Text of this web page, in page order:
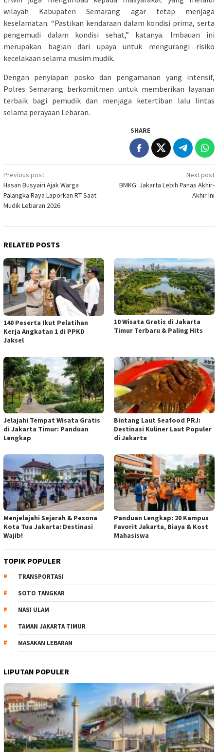
wilayah Kabupaten Semarang agar tetap menjaga
keselamatan. “Pastikan kendaraan dalam kondisi prima, serta
pengemudi dalam kondisi sehat,” katanya. Imbauan ini
merupakan bagian dari upaya untuk mengurangi risiko
kecelakaan selama musim mudik.
Dengan penyiapan posko dan pengamanan yang intensif,
Polres Semarang berkomitmen untuk memberikan layanan
terbaik bagi pemudik dan menjaga ketertiban lalu lintas
selama perayaan Lebaran.
SHARE
Post
navigation
Previous post
Hasan Busyairi Ajak Warga
Palangka Raya Laporkan RT Saat
Mudik Lebaran 2026
Next post
BMKG: Jakarta Lebih Panas Akhir-
Akhir Ini
RELATED POSTS
140 Peserta Ikut Pelatihan
Kerja Angkatan 1 di PPKD
Jaksel
10 Wisata Gratis di Jakarta
Timur Terbaru & Paling Hits
Jelajahi Tempat Wisata Gratis
di Jakarta Timur: Panduan
Lengkap
Bintang Laut Seafood PRJ:
Destinasi Kuliner Laut Populer
di Jakarta
Menjelajahi Sejarah & Pesona
Kota Tua Jakarta: Destinasi
Wajib!
Panduan Lengkap: 20 Kampus
Favorit Jakarta, Biaya & Kost
Mahasiswa
TOPIK POPULER
TRANSPORTASI
SOTO TANGKAR
NASI ULAM
TAMAN JAKARTA TIMUR
MASAKAN LEBARAN
LIPUTAN POPULER